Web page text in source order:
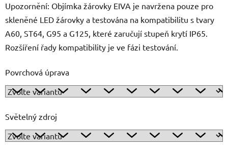
Upozornění: Objímka žárovky EIVA je navržena pouze pro
skleněné LED žárovky a testována na kompatibilitu s tvary
A60, ST64, G95 a G125, které zaručují stupeň krytí IP65.
Rozšíření řady kompatibility je ve fázi testování.
Povrchová úprava
Světelný zdroj